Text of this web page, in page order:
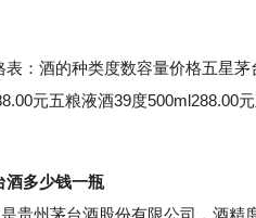
酒的种类度数容量价格五星茅
元五粮液酒39度500ml288.00
酒多少钱一瓶
州茅台酒股份有限公司，酒精